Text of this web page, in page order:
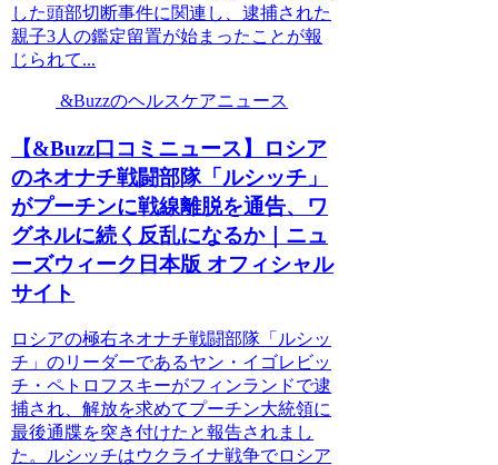
した頭部切断事件に関連し、逮捕された
親子3人の鑑定留置が始まったことが報
じられて...
&Buzzのヘルスケアニュース
【&Buzz口コミニュース】ロシア
のネオナチ戦闘部隊「ルシッチ」
がプーチンに戦線離脱を通告、ワ
グネルに続く反乱になるか｜ニュ
ーズウィーク日本版 オフィシャル
サイト
ロシアの極右ネオナチ戦闘部隊「ルシッ
チ」のリーダーであるヤン・イゴレビッ
チ・ペトロフスキーがフィンランドで逮
捕され、解放を求めてプーチン大統領に
最後通牒を突き付けたと報告されまし
た。ルシッチはウクライナ戦争でロシア